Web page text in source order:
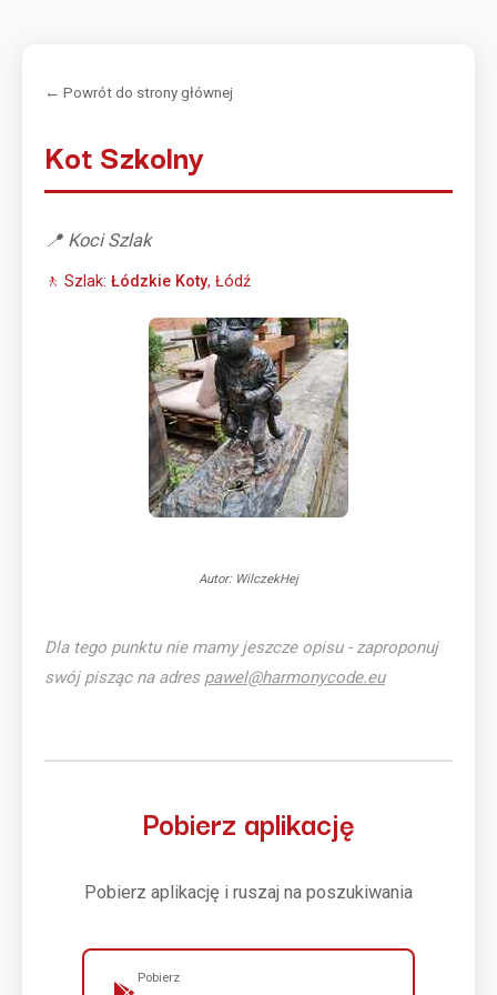
← Powrót do strony głównej
Kot Szkolny
📍 Koci Szlak
🚶 Szlak: Łódzkie Koty, Łódź
Autor: WilczekHej
Dla tego punktu nie mamy jeszcze opisu - zaproponuj
swój pisząc na adres pawel@harmonycode.eu
Pobierz aplikację
Pobierz aplikację i ruszaj na poszukiwania
Pobierz